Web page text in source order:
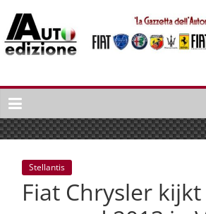
naar
inhoud
Auto
Edizione
La
Gazetta
dell'Automobile
ItalianaStellantis
Fiat Chrysler